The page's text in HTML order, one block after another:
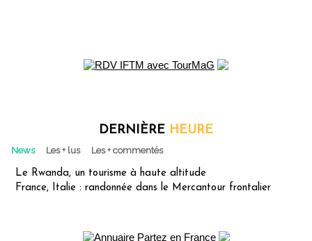
DERNIÈRE HEURE
News Les + lus Les + commentés
Le Rwanda, un tourisme à haute altitude
France, Italie : randonnée dans le Mercantour frontalier